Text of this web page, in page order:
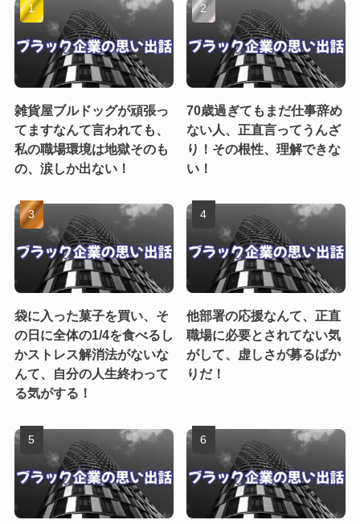
雑貨屋ブルドッグが頑張っ
てますなんて言われても、
私の職場環境は地獄そのも
の、涙しか出ない！
70歳過ぎてもまだ仕事辞め
ない人、正直言ってうんざ
り！その根性、理解できな
い！
袋に入った菓子を買い、そ
の日に全体の1/4を食べるし
かストレス解消法がないな
んて、自分の人生終わって
る気がする！
他部署の応援なんて、正直
職場に必要とされてない気
がして、虚しさが募るばか
りだ！